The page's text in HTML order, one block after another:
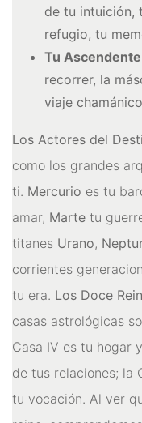
Chakras
Rituales
Runas de las
Shungit
Signos del
Uncategorized
Velas Y Velones
Zen y Feng Shui
de tu intuición,
refugio, tu
Tu
recorrer, la
viaje
Los Actores del
como los grandes
ti. Mercurio es tu
amar, Marte tu
titanes Urano,
corrientes
tu era. Los Doce
casas astrológicas
Casa IV es tu hogar
de tus relaciones; la
tu vocación. Al ver